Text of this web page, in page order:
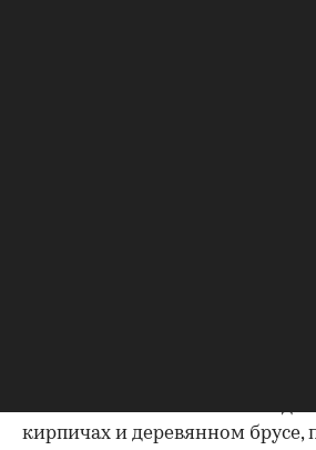
кирпичах и деревянном брусе,